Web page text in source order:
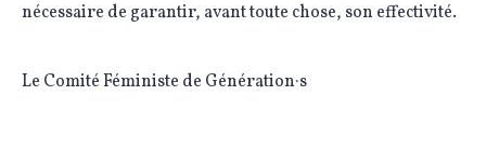
nécessaire de garantir, avant toute chose, son effectivité.
Le Comité Féministe de Génération·s